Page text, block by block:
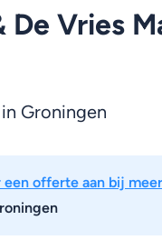
De Vries
Groningen
een offerte aan bij